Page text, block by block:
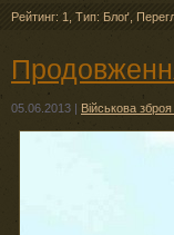
Рейтинг: 1 Тип: Блоґ
05.06.2013 | Військова зброя